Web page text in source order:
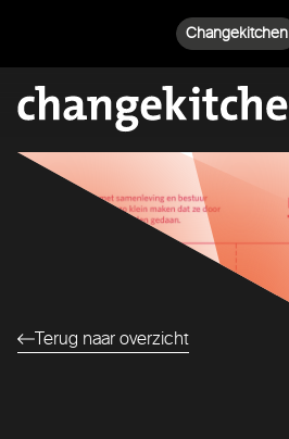
Changekitchen
Terug naar overzicht